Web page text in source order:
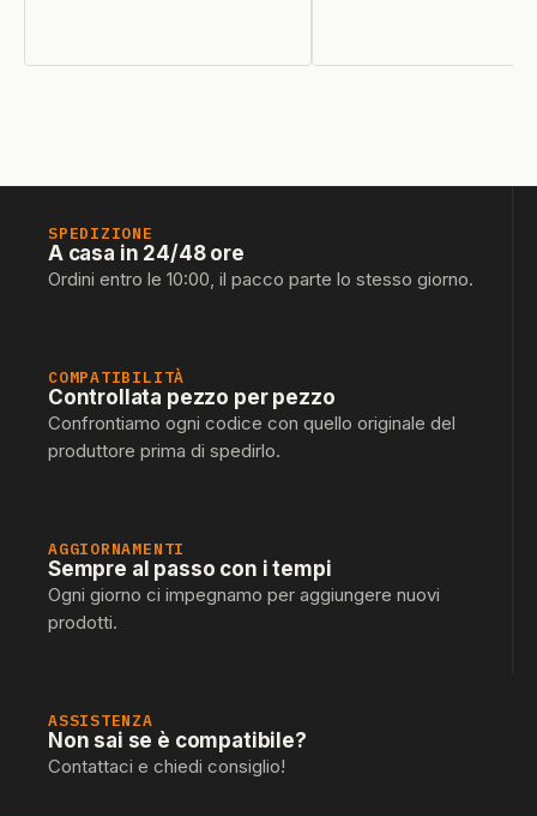
SPEDIZIONE
A casa in 24/48 ore
Ordini entro le 10:00, il pacco parte lo stesso giorno.
COMPATIBILITÀ
Controllata pezzo per pezzo
Confrontiamo ogni codice con quello originale del
produttore prima di spedirlo.
AGGIORNAMENTI
Sempre al passo con i tempi
Ogni giorno ci impegnamo per aggiungere nuovi
prodotti.
ASSISTENZA
Non sai se è compatibile?
Contattaci e chiedi consiglio!